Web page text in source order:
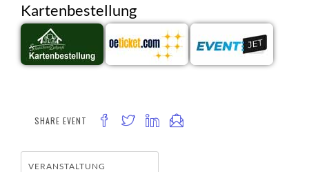
Kartenbestellung
SHARE EVENT
VERANSTALTUNG